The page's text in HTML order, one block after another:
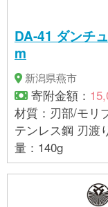
DA-41 ダンチ
m
新潟県燕市
寄附金額：
材質：刃部/モリ
テンレス鋼 刃渡
量：140g